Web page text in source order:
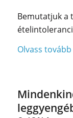
Bemutatjuk a
Olvass tovább